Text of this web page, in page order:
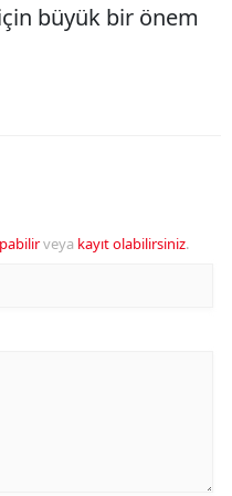
büyük bir önem
veya kayıt olabilirsiniz.